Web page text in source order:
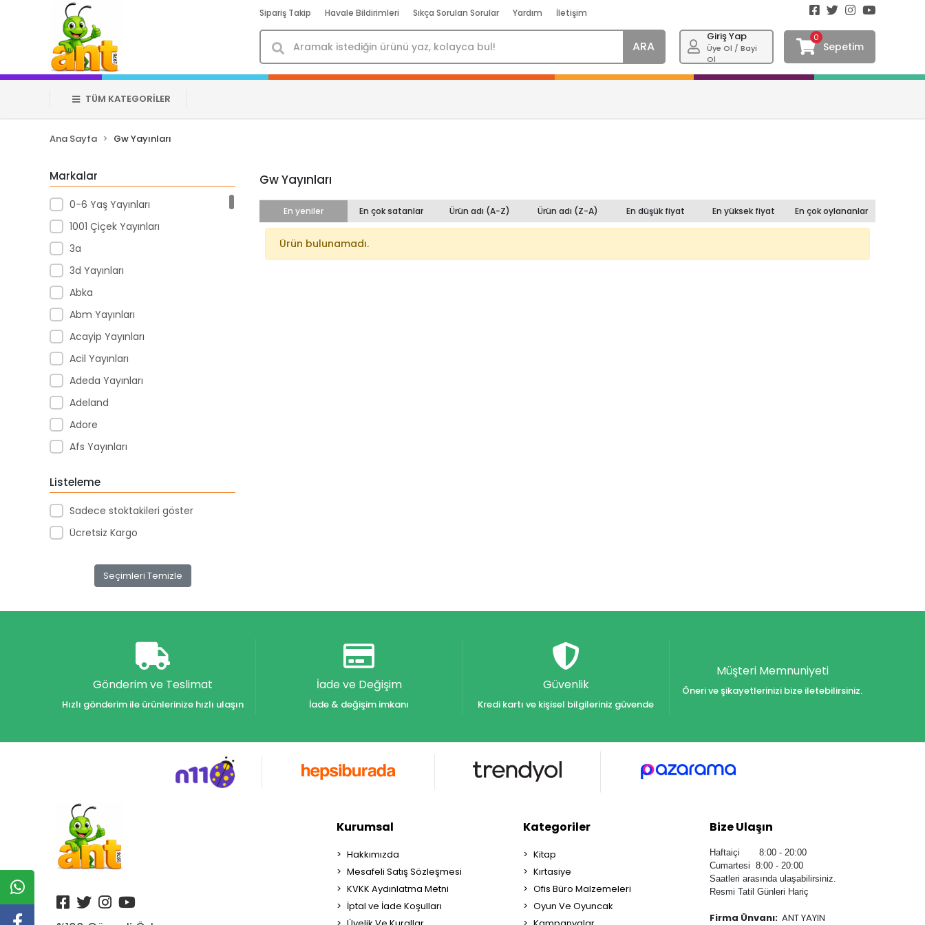
Sipariş Takip Havale Bildirimleri Sıkça Sorulan Sorular Yardım İletişim
ARA
Giriş Yap
Üye Ol / Bayi
Ol
0
Sepetim
TÜM KATEGORİLER
Ana Sayfa Gw Yayınları
Markalar
0-6 Yaş Yayınları
1001 Çiçek Yayınları
3a
3d Yayınları
Abka
Abm Yayınları
Acayip Yayınları
Acil Yayınları
Adeda Yayınları
Adeland
Adore
Afs Yayınları
Agt
Aıhao
Akademi Denizi Yayınları
Akçağ Yayınları
Alfa Yayınları
Alfabe Yayınları
Altın Karma Yayınları
Altın Kitaplar Yayınevi
Altın Kitaplar Yayınları
Altınyıldız
Listeleme
Sadece stoktakileri göster
Ücretsiz Kargo
Seçimleri Temizle
Gw Yayınları
En yeniler En çok satanlar Ürün adı (A-Z) Ürün adı (Z-A) En düşük fiyat En yüksek fiyat En çok oylananlar
Ürün bulunamadı.
Gönderim ve Teslimat
Hızlı gönderim ile ürünlerinize hızlı ulaşın
İade ve Değişim
İade & değişim imkanı
Güvenlik
Kredi kartı ve kişisel bilgileriniz güvende
Müşteri Memnuniyeti
Öneri ve şikayetlerinizi bize iletebilirsiniz.
Kurumsal
Hakkımızda
Mesafeli Satış Sözleşmesi
KVKK Aydınlatma Metni
İptal ve İade Koşulları
Kategoriler
Kitap
Kırtasiye
Ofis Büro Malzemeleri
Oyun Ve Oyuncak
Bize Ulaşın
Haftaiçi 8:00 - 20:00
Cumartesi 8:00 - 20:00
Saatleri arasında ulaşabilirsiniz.
Resmi Tatil Günleri Hariç
Firma Ünvanı: ANT YAYIN